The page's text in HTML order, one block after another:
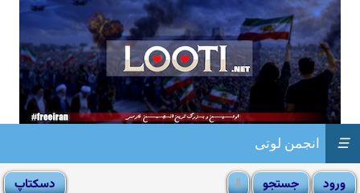
انجمن لوتی ☰